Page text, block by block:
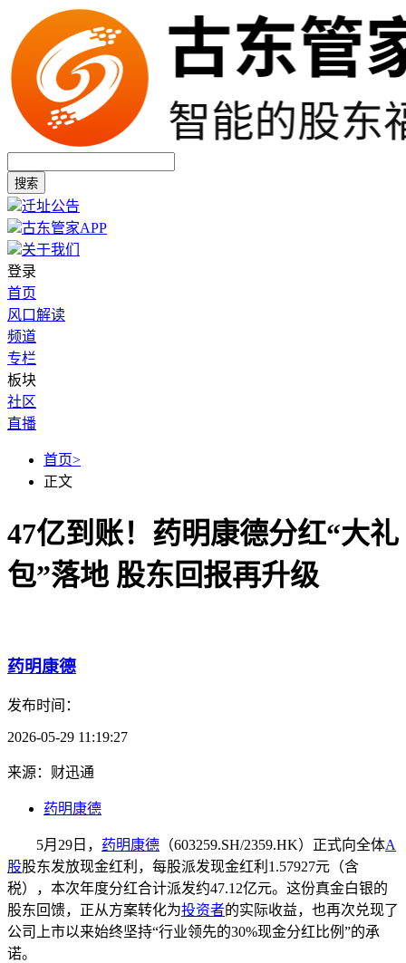
搜索
迁址公告
古东管家APP
关于我们
登录
首页
风口解读
频道
专栏
板块
社区
直播
首页>
正文
47亿到账！药明康德分红“大礼
包”落地 股东回报再升级
发布时间：
2026-05-29 11:19:27
来源：财迅通
药明康德
5月29日， 药明康德 （603259.SH/2359.HK）正式向全体A
股股东发放现金红利，每股派发现金红利1.57927元（含
税），本次年度分红合计派发约47.12亿元。这份真金白银的
股东回馈，正从方案转化为投资者的实际收益，也再次兑现了
公司上市以来始终坚持“行业领先的30%现金分红比例”的承
诺。